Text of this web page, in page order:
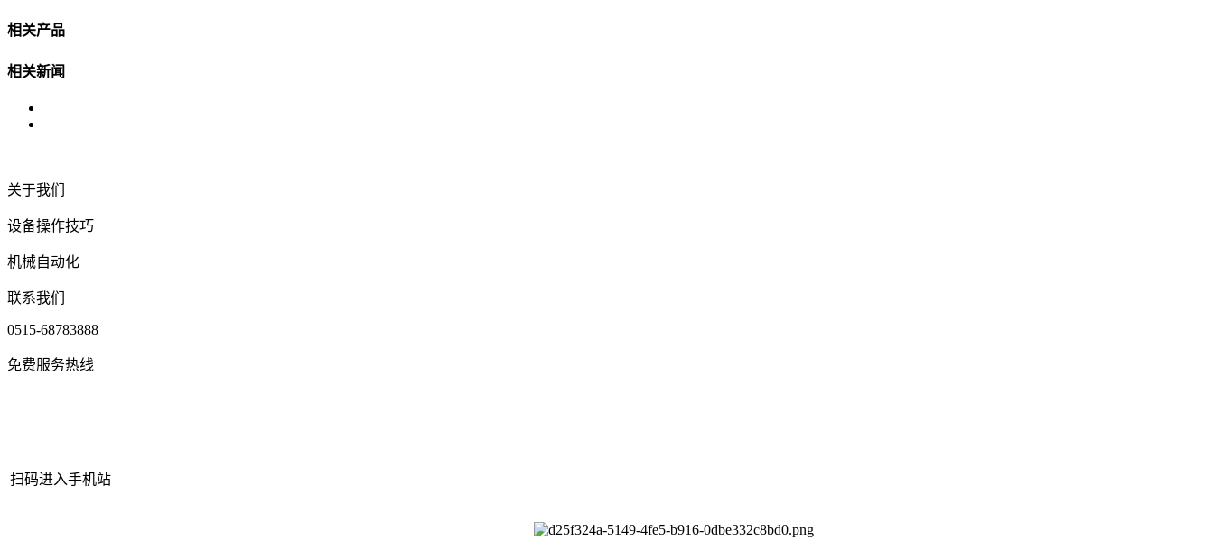
相关产品
相关新闻
关于我们
设备操作技巧
机械自动化
联系我们
0515-68783888
免费服务热线
扫码进入手机站